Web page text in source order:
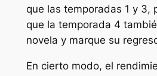
que las temporadas 1 y 3,
que la temporada 4
novela y marque su
En cierto modo, el